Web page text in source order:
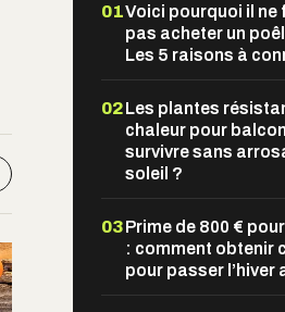
01Voici pourquoi il ne
pas acheter un
Les 5 raisons à
02Les plantes
chaleur pour
survivre sans
soleil ?
03Prime de 800 €
: comment obtenir
pour passer l’hiver